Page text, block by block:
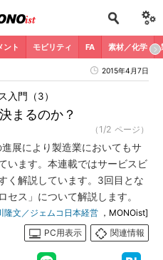
ント モビリティ FA 素材／化学
2015年4月7日
まるのか？
入門（3）
（1/2 ページ）
展により製造業においてもサ
います。本連載ではサービスビ
く解説しています。3回目とな
セス」について解説します。
隆文／ジェムコ日本経営 ，MONOist]
PC用表示
関連情報